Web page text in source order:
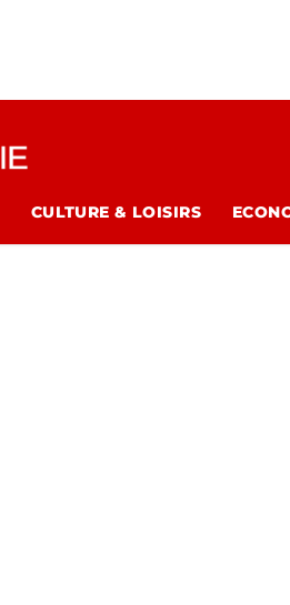
CULTURE & LOISIRS